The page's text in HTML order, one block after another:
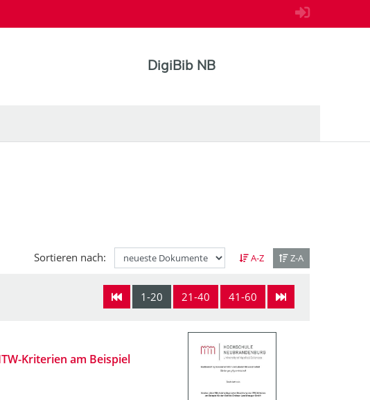
DigiBib NB
Sortieren nach: A-Z Z-A
1-20 21-40 41-60
Kriterien am Beispiel